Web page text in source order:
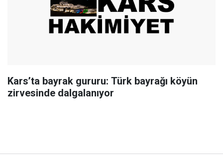
Kars’ta bayrak gururu: Türk bayrağı köyün
zirvesinde dalgalanıyor